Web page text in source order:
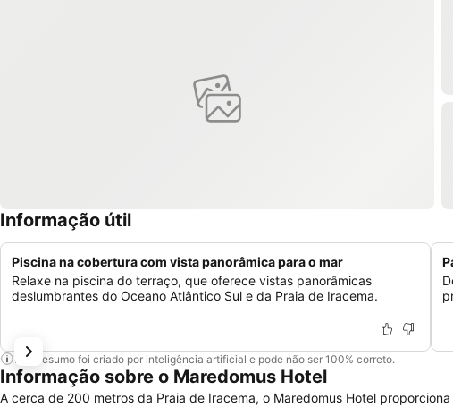
Informação útil
Piscina na cobertura com vista panorâmica para o mar
Relaxe na piscina do terraço, que oferece vistas panorâmicas
deslumbrantes do Oceano Atlântico Sul e da Praia de Iracema.
Este resumo foi criado por inteligência artificial e pode não ser 100% correto.
Informação sobre o Maredomus Hotel
A cerca de 200 metros da Praia de Iracema, o Maredomus Hotel proporciona